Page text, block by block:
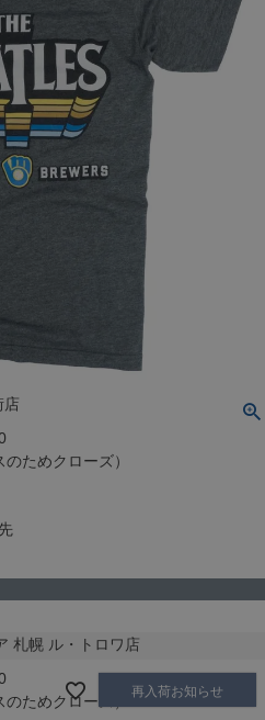
２−１ 1F
店
ためクローズ）
札幌 ル・トロワ店
ためクローズ）
再入荷お知らせ